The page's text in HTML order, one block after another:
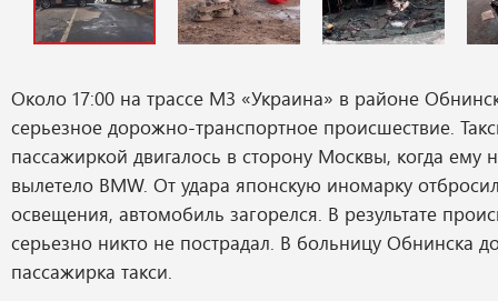
Около 17:00 на трассе М3 «Украина» в районе
серьезное дорожно-транспортное происшествие.
пассажиркой двигалось в сторону Москвы, когда ему
вылетело BMW. От удара японскую иномарку
освещения, автомобиль загорелся. В результате
серьезно никто не пострадал. В больницу Обнинска
пассажирка такси.